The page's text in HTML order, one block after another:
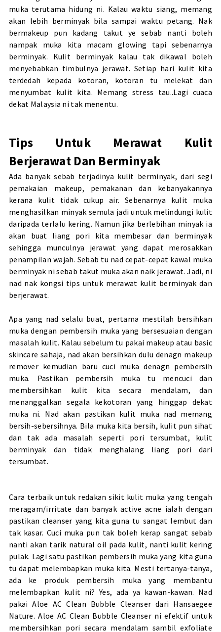
muka terutama hidung ni. Kalau waktu siang, memang
akan lebih berminyak bila sampai waktu petang. Nak
bermakeup pun kadang takut ye sebab nanti boleh
nampak muka kita macam glowing tapi sebenarnya
berminyak. Kulit berminyak kalau tak dikawal boleh
menyebabkan timbulnya jerawat. Setiap hari kulit kita
terdedah kepada kotoran, kotoran tu melekat dan
menyumbat kulit kita. Memang stress tau..Lagi cuaca
dekat Malaysia ni tak menentu.
Tips Untuk Merawat Kulit
Berjerawat Dan Berminyak
Ada banyak sebab terjadinya kulit berminyak, dari segi
pemakaian makeup, pemakanan dan kebanyakannya
kerana kulit tidak cukup air. Sebenarnya kulit muka
menghasilkan minyak semula jadi untuk melindungi kulit
daripada terlalu kering. Namun jika berlebihan minyak ia
akan buat liang pori kita membesar dan berminyak
sehingga munculnya jerawat yang dapat merosakkan
penampilan wajah. Sebab tu nad cepat-cepat kawal muka
berminyak ni sebab takut muka akan naik jerawat. Jadi, ni
nad nak kongsi tips untuk merawat kulit berminyak dan
berjerawat.
Apa yang nad selalu buat, pertama mestilah bersihkan
muka dengan pembersih muka yang bersesuaian dengan
masalah kulit. Kalau sebelum tu pakai makeup atau basic
skincare sahaja, nad akan bersihkan dulu denagn makeup
remover kemudian baru cuci muka denagn pembersih
muka. Pastikan pembersih muka tu mencuci dan
membersihkan kulit kita secara mendalam, dan
menanggalkan segala kekotoran yang hinggap dekat
muka ni. Nad akan pastikan kulit muka nad memang
bersih-sebersihnya. Bila muka kita bersih, kulit pun sihat
dan tak ada masalah seperti pori tersumbat, kulit
berminyak dan tidak menghalang liang pori dari
tersumbat.
Cara terbaik untuk redakan sikit kulit muka yang tengah
meragam/irritate dan banyak active acne ialah dengan
pastikan cleanser yang kita guna tu sangat lembut dan
tak kasar. Cuci muka pun tak boleh kerap sangat sebab
nanti akan tarik natural oil pada kulit, nanti kulit kering
pulak. Lagi satu pastikan pembersih muka yang kita guna
tu dapat melembapkan muka kita. Mesti tertanya-tanya,
ada ke produk pembersih muka yang membantu
melembapkan kulit ni? Yes, ada ya kawan-kawan. Nad
pakai Aloe AC Clean Bubble Cleanser dari Hansaegee
Nature. Aloe AC Clean Bubble Cleanser ni efektif untuk
membersihkan pori secara mendalam sambil exfoliate